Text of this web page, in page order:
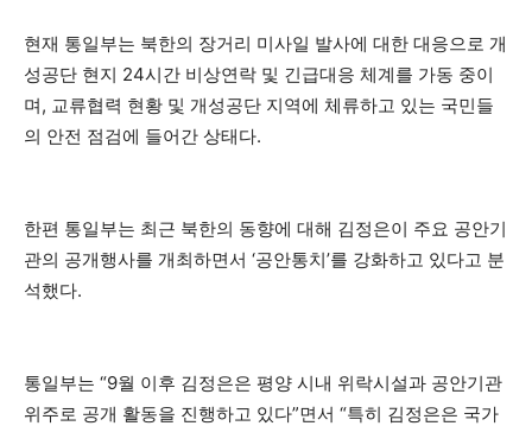
현재 통일부는 북한의 장거리 미사일 발사에 대한 대응으로 개
성공단 현지 24시간 비상연락 및 긴급대응 체계를 가동 중이
며, 교류협력 현황 및 개성공단 지역에 체류하고 있는 국민들
의 안전 점검에 들어간 상태다.
한편 통일부는 최근 북한의 동향에 대해 김정은이 주요 공안기
관의 공개행사를 개최하면서 ‘공안통치’를 강화하고 있다고 분
석했다.
통일부는 “9월 이후 김정은은 평양 시내 위락시설과 공안기관
위주로 공개 활동을 진행하고 있다”면서 “특히 김정은은 국가